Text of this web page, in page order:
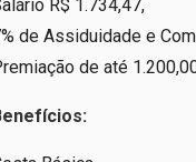
R$ 1.734,47,
de Assiduidade e
de até